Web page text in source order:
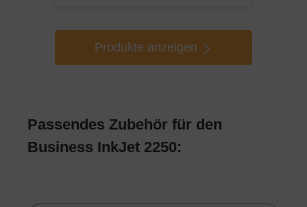
Produkte anzeigen
Passendes Zubehör für den
Business InkJet 2250: